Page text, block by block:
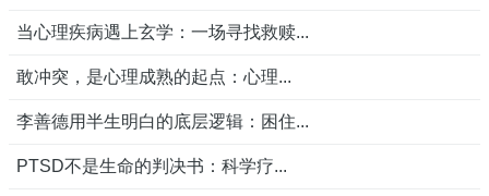
当心理疾病遇上玄学：一场寻找救赎...
敢冲突，是心理成熟的起点：心理...
李善德用半生明白的底层逻辑：困住...
PTSD不是生命的判决书：科学疗...